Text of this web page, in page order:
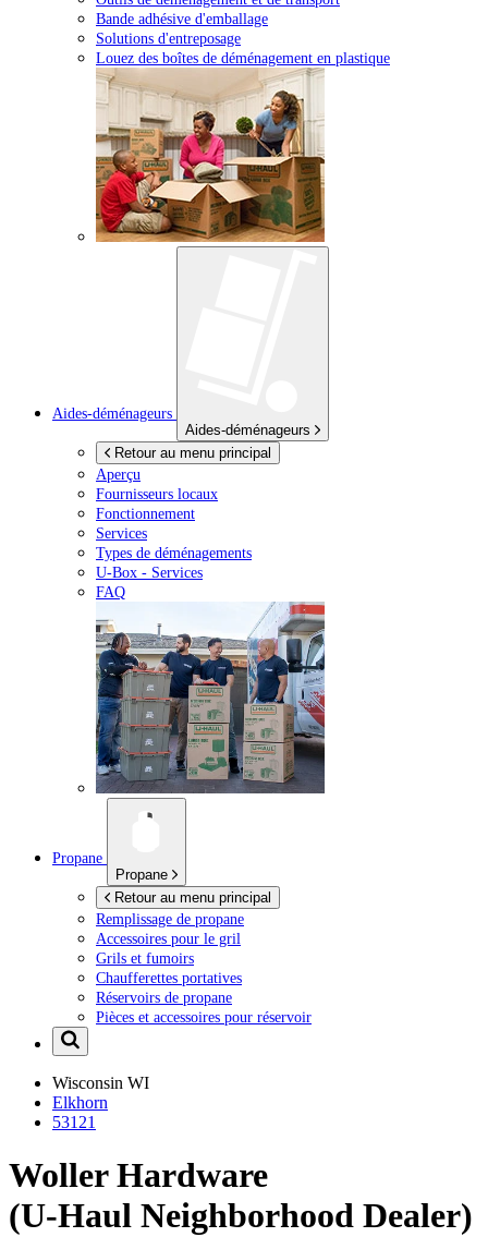
Bande adhésive d'emballage
Solutions d'entreposage
Louez des boîtes de déménagement en plastique
Aides-déménageurs
Aides-déménageurs
Retour au menu principal
Aperçu
Fournisseurs locaux
Fonctionnement
Services
Types de déménagements
U-Box - Services
FAQ
Propane
Propane
Retour au menu principal
Remplissage de propane
Accessoires pour le gril
Grils et fumoirs
Chaufferettes portatives
Réservoirs de propane
Pièces et accessoires pour réservoir
Wisconsin WI
Elkhorn
53121
Woller Hardware
(U-Haul Neighborhood Dealer)